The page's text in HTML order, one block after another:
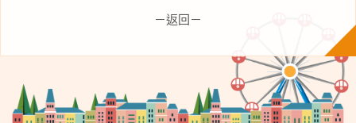
－返回－